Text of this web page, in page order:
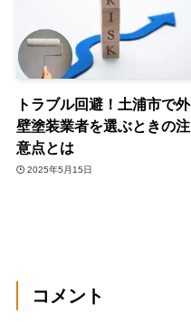
トラブル回避！土浦市で外
壁塗装業者を選ぶときの注
意点とは
2025年5月15日
コメント